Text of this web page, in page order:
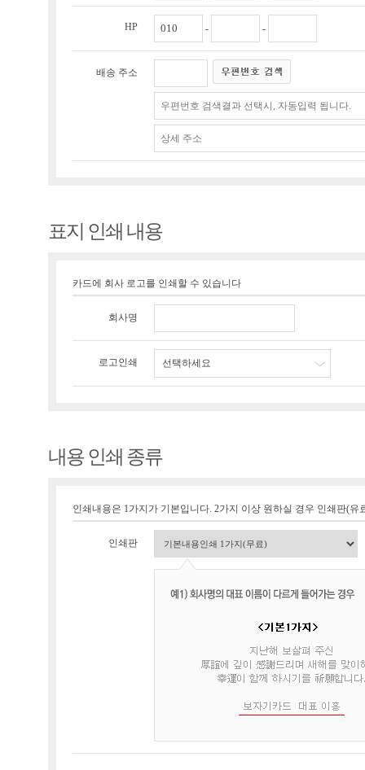
HP - -
배송 주소
표지 인쇄 내용
카드에 회사 로고를 인쇄할 수 있습니다
회사명
로고인쇄 선택하세요
내용 인쇄 종류
인쇄내용은 1가지가 기본입니다. 2가지 이상 원하실 경우 인쇄판(유
인쇄판